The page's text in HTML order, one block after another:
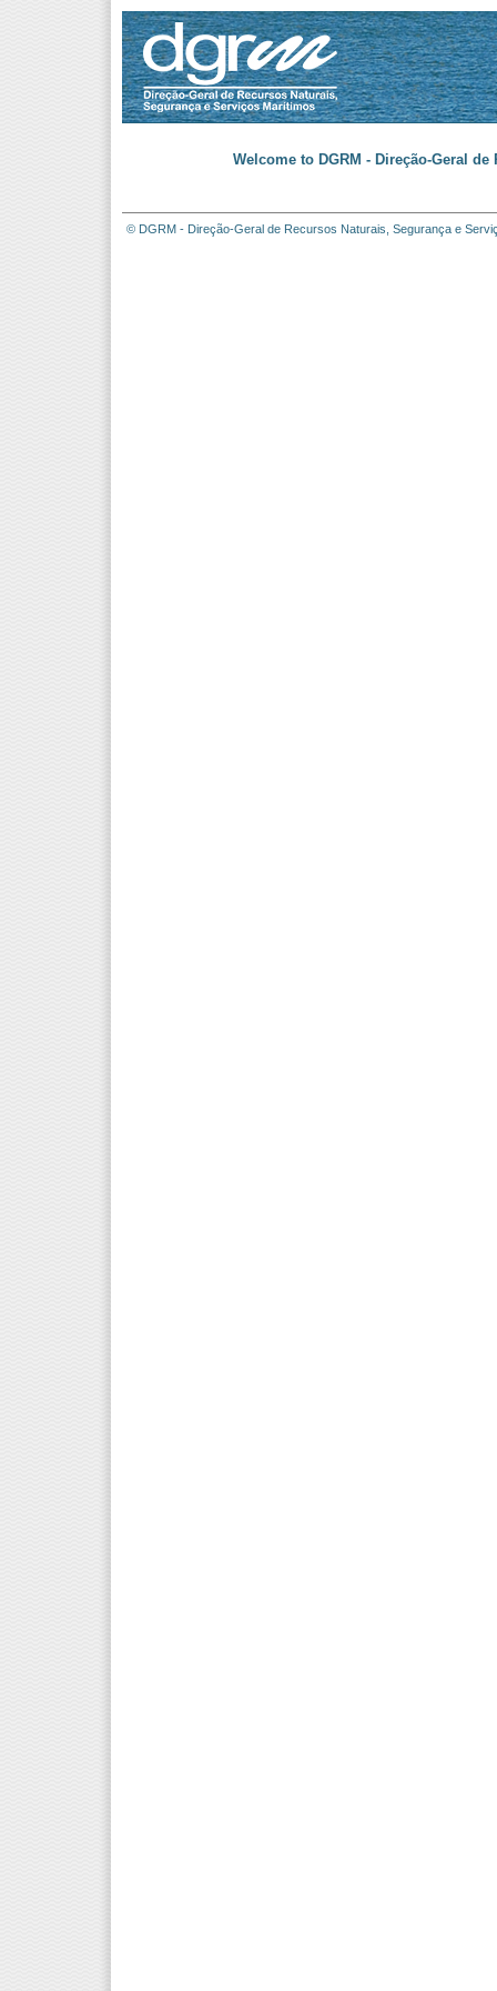
Welcome to DGRM - Direção-Geral
© DGRM - Direção-Geral de Recursos Naturais, Segurança e